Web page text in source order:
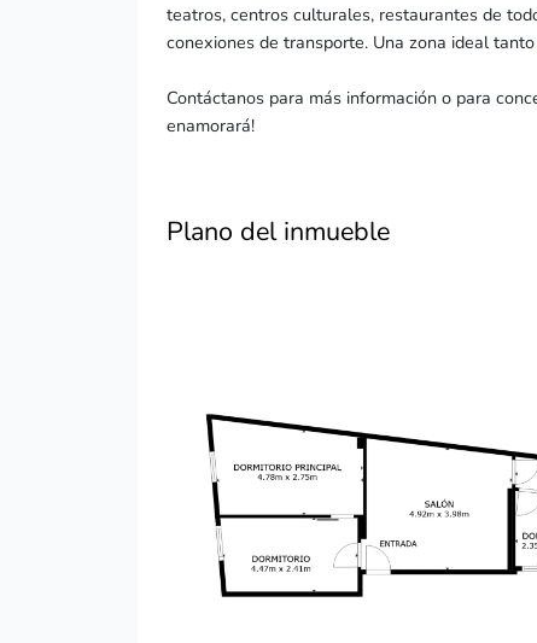
teatros, centros culturales, restaurantes de
conexiones de transporte. Una zona ideal
Contáctanos para más información o para
enamorará!
Plano del inmueble